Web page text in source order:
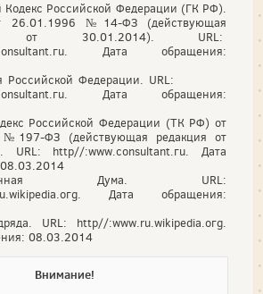
Кодекс Российской Федерации (ГК РФ).
26.01.1996 №14-ФЗ (действующая
от 30.01.2014). URL:
Дата обращения:
Российской Федерации. URL:
Дата обращения:
Российской Федерации (ТК РФ) от
ФЗ (действующая редакция от
URL: http//:www.consultant.гu. Дата
Дума. URL:
Дата обращения:
URL: http//:www.ru.wikipedia.oгg.
08.03.2014
Внимание!